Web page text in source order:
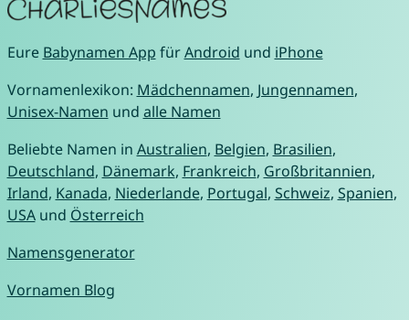
Eure Babynamen App fürAndroid und iPhone
Vornamenlexikon: Mädchennamen, Jungennamen,
Unisex-Namen und alle Namen
Beliebte Namen in Australien, Belgien, Brasilien,
Deutschland, Dänemark, Frankreich, Großbritannien,
Irland, Kanada, Niederlande, Portugal, Schweiz, Spanien,
USAund Österreich
Namensgenerator
Vornamen Blog